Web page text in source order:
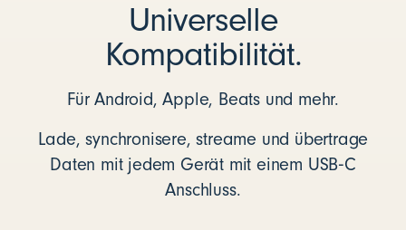
Universelle
Kompatibilität.
Für Android, Apple, Beats und mehr.
Lade, synchronisere, streame und übertrage
Daten mit jedem Gerät mit einem USB‑C
Anschluss.